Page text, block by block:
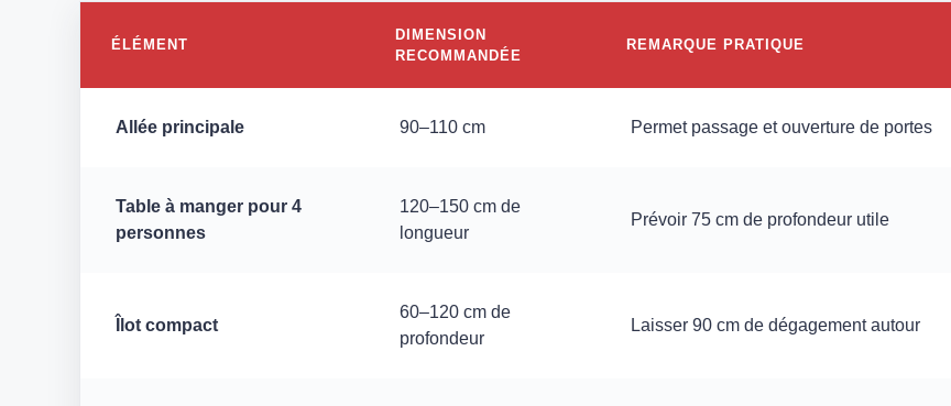
ÉLÉMENT
DIMENSION
RECOMMANDÉE
REMARQUE PRATIQUE
Allée principale 90–110 cm Permet passage et ouverture de portes
Table à manger pour 4
personnes
120–150 cm de
longueur
Prévoir 75 cm de profondeur utile
Îlot compact
60–120 cm de
profondeur
Laisser 90 cm de dégagement autour